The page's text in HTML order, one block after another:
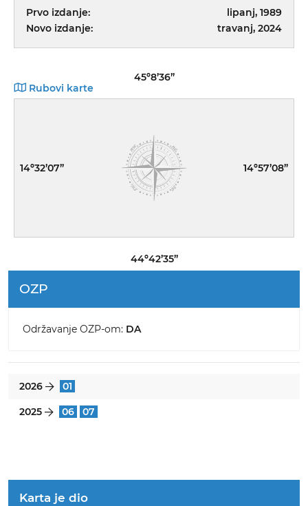
Prvo izdanje:
lipanj, 1989
Novo izdanje:
travanj, 2024
Rubovi karte
45º8’36”
14º57’08”
44º42’35”
14º32’07”
OZP
Održavanje OZP-om: DA
2026 } 01
2025 } 06 07
Karta je dio